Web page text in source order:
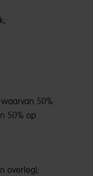
50%
50% op
overleg);